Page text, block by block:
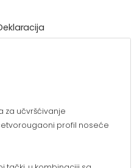
za učvršćivanje
profil noseće